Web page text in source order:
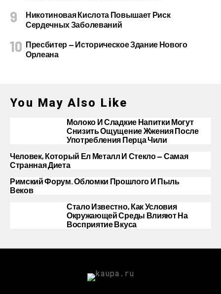
Никотиновая Кислота Повышает Риск
Сердечных Заболеваний
Пресбитер — Историческое Здание Нового
Орлеана
You May Also Like
Молоко И Сладкие Напитки Могут
Снизить Ощущение Жжения После
Употребления Перца Чили
Человек, Который Ел Металл И Стекло — Самая
Странная Диета
Римский Форум. Обломки Прошлого И Пыль
Веков
Стало Известно, Как Условия
Окружающей Среды Влияют На
Восприятие Вкуса